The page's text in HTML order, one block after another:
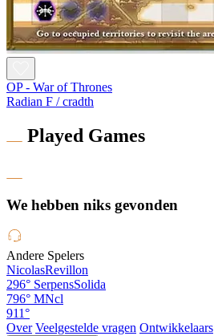
OP - War of Thrones
Radian F / cradth
Played Games
We hebben niks gevonden
Andere Spelers
NicolasRevillon
296° SerpensSolida
796° MNcl
911°
Over Veelgestelde vragen Ontwikkelaars